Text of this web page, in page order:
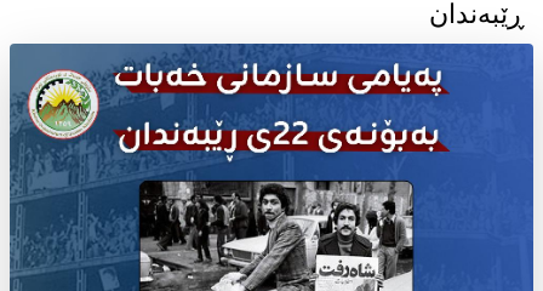
ڕێبەندان